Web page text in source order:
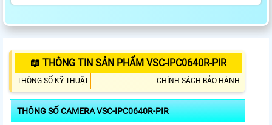
📖 THÔNG TIN SẢN PHẨM VSC-IPC0640R-PIR
THÔNG SỐ KỸ THUẬT CHÍNH SÁCH BẢO HÀNH
THÔNG SỐ CAMERA VSC-IPC0640R-PIR